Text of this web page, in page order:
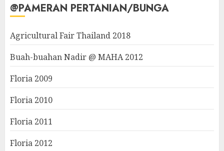
@PAMERAN PERTANIAN/BUNGA
Agricultural Fair Thailand 2018
Buah-buahan Nadir @ MAHA 2012
Floria 2009
Floria 2010
Floria 2011
Floria 2012